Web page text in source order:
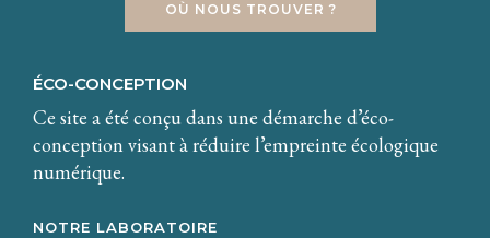
OÙ NOUS TROUVER ?
ÉCO-CONCEPTION
Ce site a été conçu dans une démarche d’éco-
conception visant à réduire l’empreinte écologique
numérique.
NOTRE LABORATOIRE